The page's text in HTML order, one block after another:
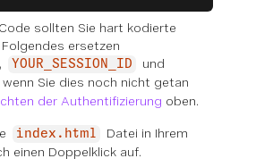
sollten Sie hart kodierte
ersetzen
, YOUR_SESSION_ID und
wenn Sie dies noch nicht getan
der Authentifizierung oben.
index.html
Datei in Ihrem
einen Doppelklick auf.